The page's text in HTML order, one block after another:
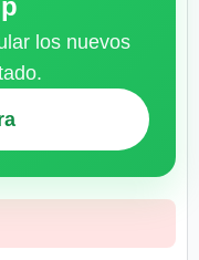
los nuevos